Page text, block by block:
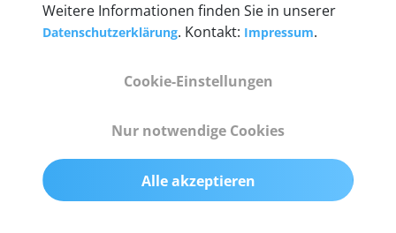
Technische Details &
Gewicht
Weitere Informationen finden Sie in unserer
Datenschutzerklärung. Kontakt: Impressum.
Cookie-Einstellungen
Nur notwendige Cookies
Alle akzeptieren